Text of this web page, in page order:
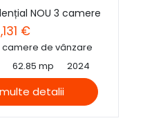
NOU 3 camere
€
de vânzare
62.85 mp 2024
detalii